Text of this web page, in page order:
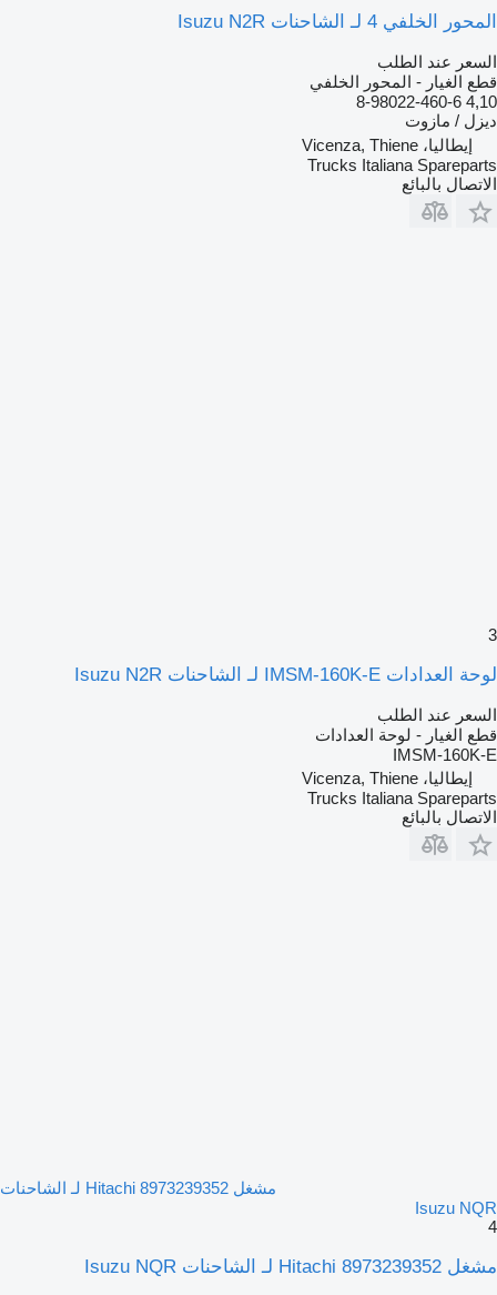
المحور الخلفي 4 لـ الشاحنات Isuzu N2R
السعر عند الطلب
قطع الغيار - المحور الخلفي
4,10 8-98022-460-6
ديزل / مازوت
إيطاليا، Vicenza, Thiene
Trucks Italiana Spareparts
الاتصال بالبائع
3
لوحة العدادات IMSM-160K-E لـ الشاحنات Isuzu N2R
السعر عند الطلب
قطع الغيار - لوحة العدادات
IMSM-160K-E
إيطاليا، Vicenza, Thiene
Trucks Italiana Spareparts
الاتصال بالبائع
مشغل Hitachi 8973239352 لـ الشاحنات
Isuzu NQR
4
مشغل Hitachi 8973239352 لـ الشاحنات Isuzu NQR